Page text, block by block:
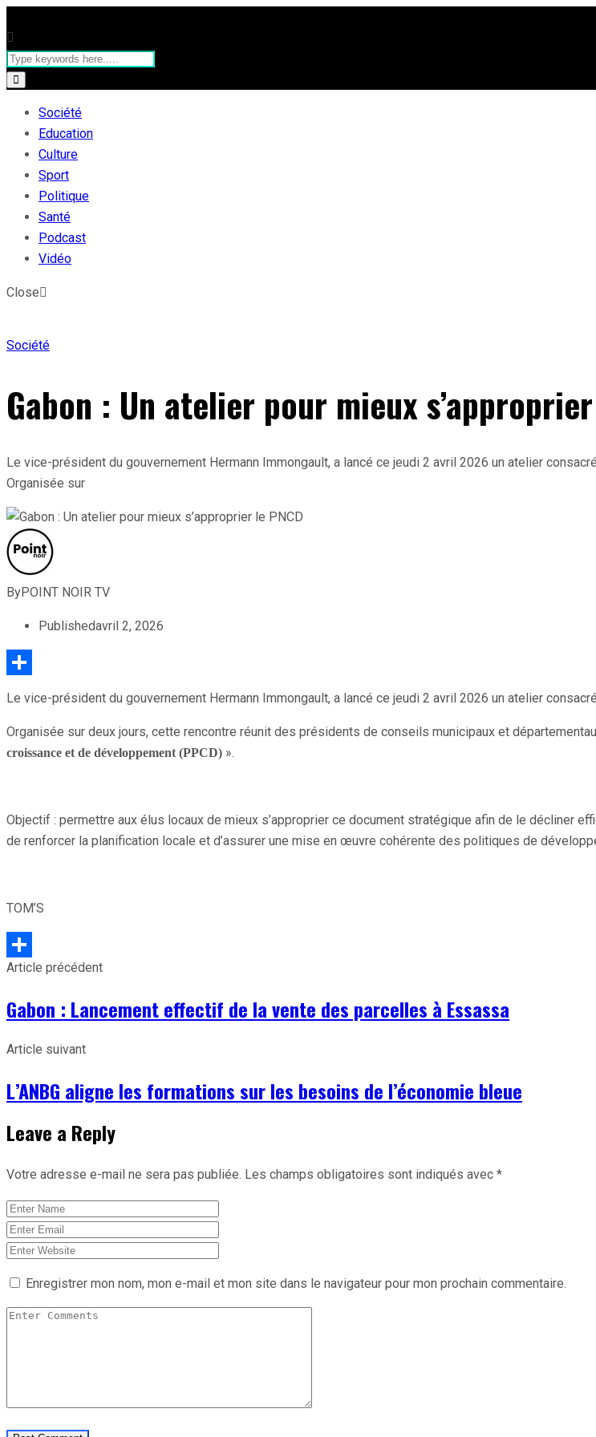
Société
Education
Culture
Sport
Politique
Santé
Podcast
Vidéo
Close
Société
Gabon : Un atelier pour mieux
Le vice-président du gouvernement Hermann Immongault, a lancé ce jeudi 2 avril 2026 un atelier
Organisée sur
ByPOINT NOIR TV
Publishedavril 2, 2026
Le vice-président du gouvernement Hermann Immongault, a lancé ce jeudi 2 avril 2026 un atelier
Organisée sur deux jours, cette rencontre réunit des présidents de conseils municipaux et
croissance et de développement (PPCD) ».
Objectif : permettre aux élus locaux de mieux s’approprier ce document stratégique afin de le décliner
de renforcer la planification locale et d’assurer une mise en œuvre cohérente des politiques de
TOM’S
Partager
Article précédent
Gabon : Lancement effectif de la vente des parcelles à Essassa
Article suivant
L’ANBG aligne les formations sur les besoins de l’économie bleue
Leave a Reply
Votre adresse e-mail ne sera pas publiée. Les champs obligatoires sont indiqués avec *
Enregistrer mon nom, mon e-mail et mon site dans le navigateur pour mon prochain commentaire.